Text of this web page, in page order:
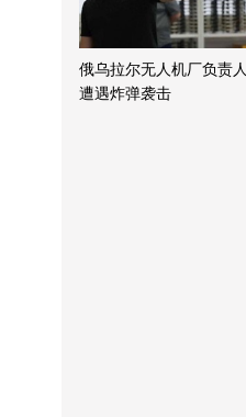
俄乌拉尔无人机厂负责人
遭遇炸弹袭击